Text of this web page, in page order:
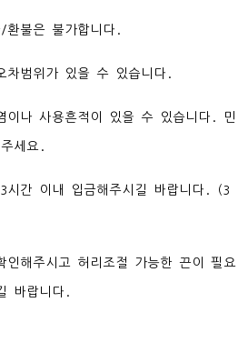
불은 불가합니다.
차범위가 있을 수 있습니다.
이나 사용흔적이 있을 수 있습니다. 민
세요.
시간 이내 입금해주시길 바랍니다. (3
해주시고 허리조절 가능한 끈이 필요
바랍니다.